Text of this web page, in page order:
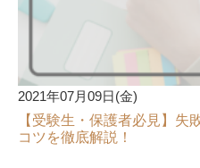
2021年07月09日(金)
【受験生・保護者必見】失
コツを徹底解説！